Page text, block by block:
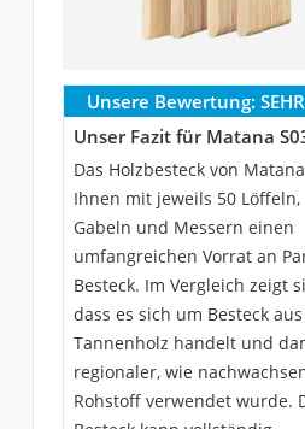
Unsere Bewertung:
Unser Fazit für Matana
Das Holzbesteck von
Ihnen mit jeweils 50 Löffeln,
Gabeln und Messern einen
umfangreichen Vorrat an
Besteck. Im Vergleich zeigt
dass es sich um Besteck aus
Tannenholz handelt und
regionaler, wie
Rohstoff verwendet wurde.